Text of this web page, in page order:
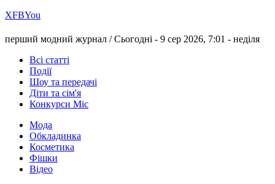
ХFBYou
перший модний журнал /Сьогодні - 9 сер 2026, 7:01 - неділя
Всі статті
Події
Шоу та передачі
Діти та сім'я
Конкурси Міс
Мода
Обкладинка
Косметика
Фішки
Відео